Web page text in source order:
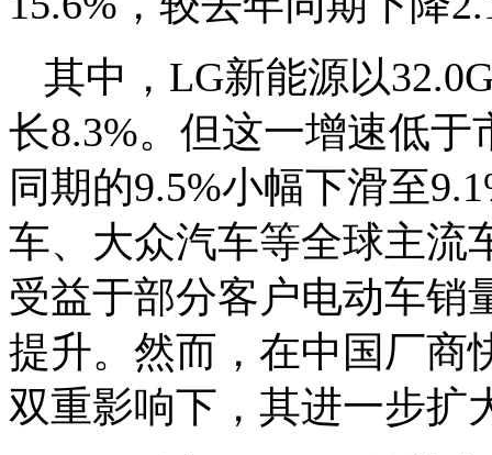
其中，LG新能源以
长8.3%。但这一增速低
同期的9.5%小幅下滑至
车、大众汽车等全球主流
受益于部分客户电动车销
提升。然而，在中国厂商
双重影响下，其进一步扩